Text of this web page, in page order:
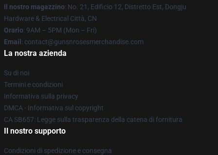
Il nostro magazzino: No. 21, Edificio 12, Distretto Est, Dongju
Hardware & Electrical Città, CN
Orario: 9AM – 5PM (Mon – Fri)
Email : contact@gunsnrosesmerchandise.com
La nostra azienda
Su di noi
Termini e condizioni
Informativa sulla privacy
DMCA - Informativa sul copyright
CA SB657: Legge sulla trasparenza della catena di fornitura
Il nostro supporto
Condizioni di spedizione e consegna